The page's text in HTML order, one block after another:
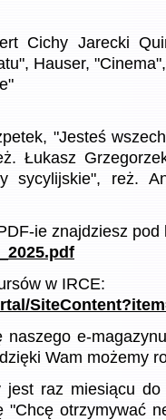
Cichy Jarecki
Hauser,
"Jesteś
Łukasz
sycylijskie", reż.
ie znajdziesz pod
w IRCE:
naszego e-
Wam możemy
jest raz miesiącu
"Chcę otrzymywać